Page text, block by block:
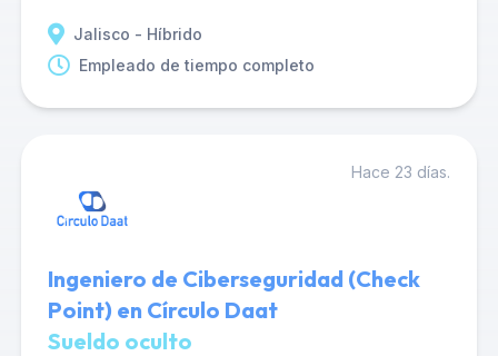
Jalisco - Híbrido
Empleado de tiempo completo
Hace 23 días.
Ingeniero de Ciberseguridad (Check
Point) en Círculo Daat
Sueldo oculto